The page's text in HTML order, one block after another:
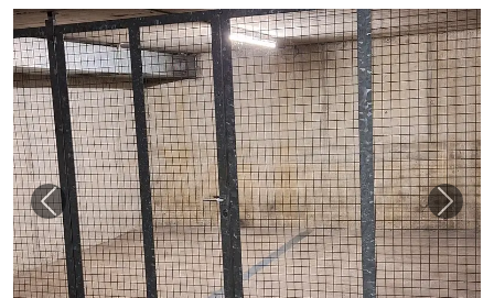
Vorheriges Bild für "Lagerraum frei – sofort